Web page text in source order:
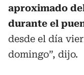
aproximado
durante el
desde el día
domingo”, dijo.